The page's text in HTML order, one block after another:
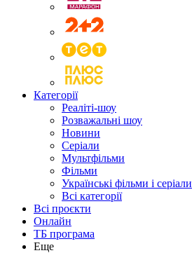
Категорії
Реаліті-шоу
Розважальні шоу
Новини
Серіали
Мультфільми
Фільми
Українські фільми і серіали
Всі категорії
Всі проєкти
Онлайн
ТБ програма
Еще